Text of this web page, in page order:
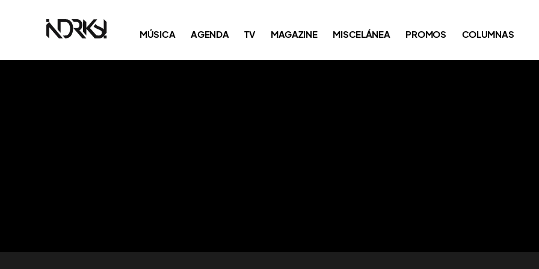
MÚSICA AGENDA TV MAGAZINE MISCELÁNEA PROMOS COLUMNAS